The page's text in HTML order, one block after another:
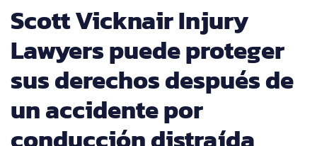
Scott Vicknair Injury
Lawyers puede proteger
sus derechos después de
un accidente por